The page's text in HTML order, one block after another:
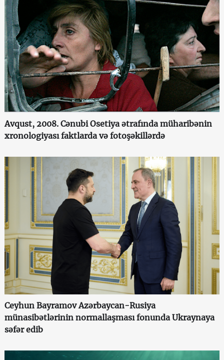
Avqust, 2008. Cənubi Osetiya ətrafında müharibənin
xronologiyası faktlarda və fotoşəkillərdə
Ceyhun Bayramov Azərbaycan-Rusiya
münasibətlərinin normallaşması fonunda Ukraynaya
səfər edib